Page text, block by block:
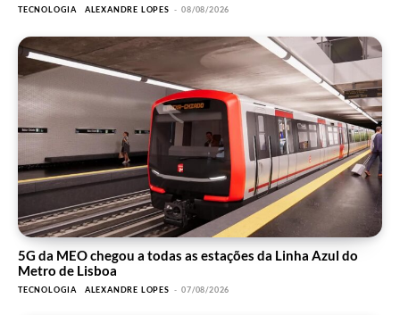
TECNOLOGIA ALEXANDRE LOPES - 08/08/2026
5G da MEO chegou a todas as estações da Linha Azul do
Metro de Lisboa
TECNOLOGIA ALEXANDRE LOPES - 07/08/2026